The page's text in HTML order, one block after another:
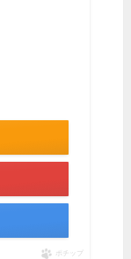
ポチップ